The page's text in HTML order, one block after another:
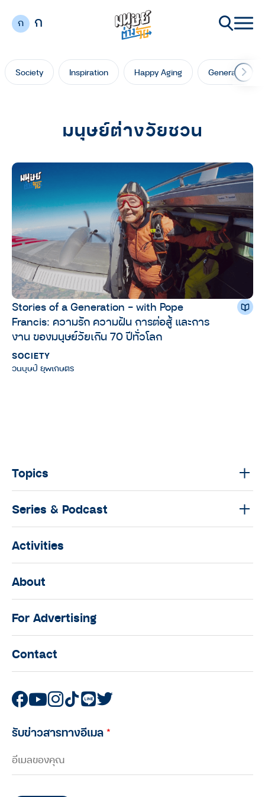
ก ก
Society Inspiration Happy Aging Generation
มนุษย์ต่างวัยชวน
Stories of a Generation – with Pope
Francis: ความรัก ความฝัน การต่อสู้ และการ
งาน ของมนุษย์วัยเกิน 70 ปีทั่วโลก
SOCIETY
วนบุษป์ ยุพเกษตร
Topics
Series & Podcast
Activities
About
For Advertising
Contact
รับข่าวสารทางอีเมล*